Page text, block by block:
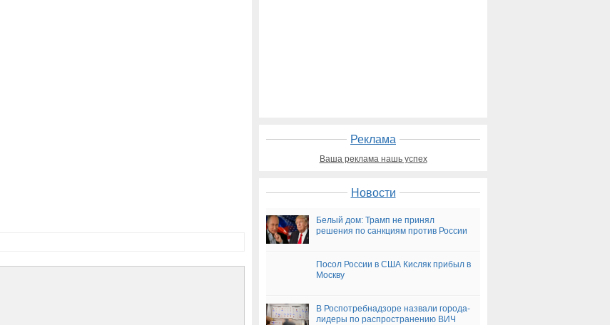
Реклама
Ваша реклама нашь успех
Новости
Белый дом: Трамп не принял
решения по санкциям против России
Посол России в США Кисляк прибыл в
Москву
В Роспотребнадзоре назвали города-
лидеры по распространению ВИЧ